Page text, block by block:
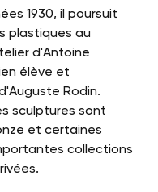
1930, il poursuit
plastiques au
d'Antoine
élève et
Rodin.
sculptures sont
et certaines
collections